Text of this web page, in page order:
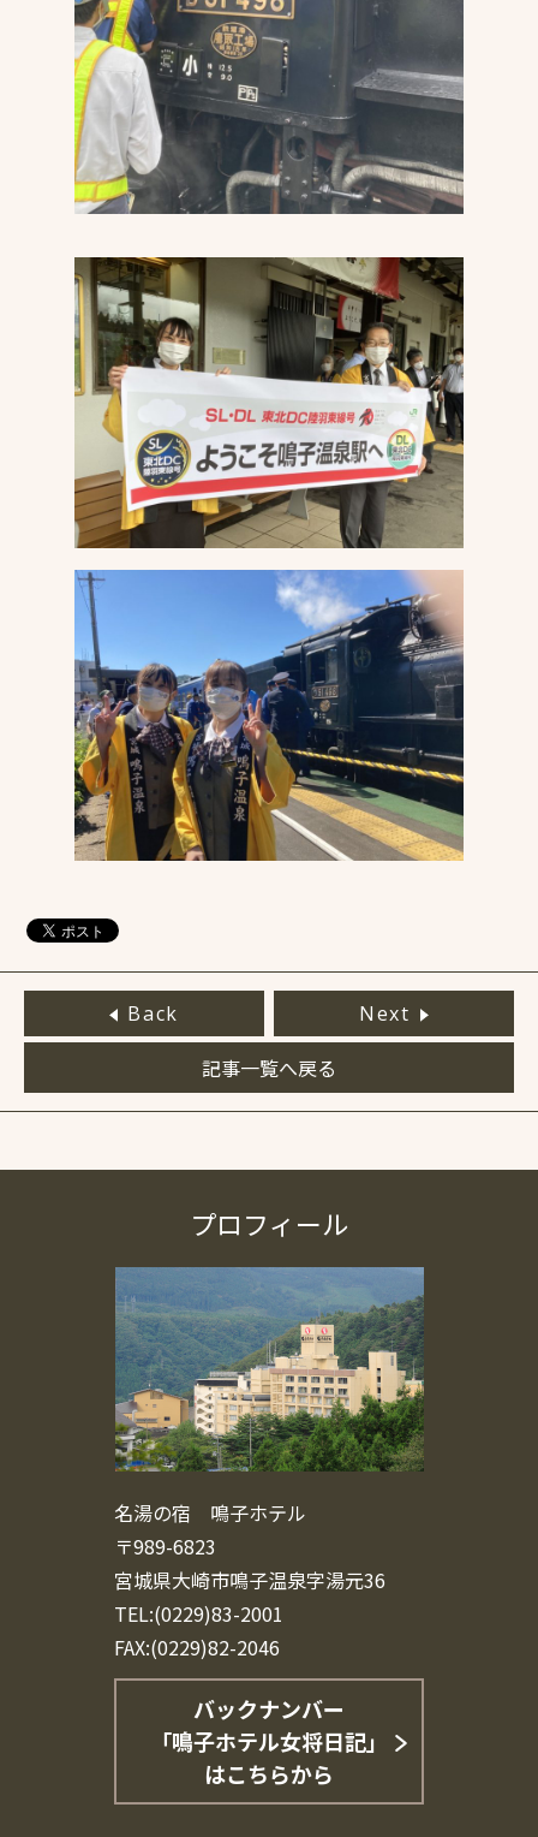
Back Next
記事一覧へ戻る
プロフィール
名湯の宿 鳴子ホテル
〒989-6823
宮城県大崎市鳴子温泉字湯元36
TEL:(0229)83-2001
FAX:(0229)82-2046
バックナンバー
「鳴子ホテル女将日記」
はこちらから